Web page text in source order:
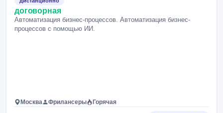
договорная
Автоматизация бизнес-процессов. Автоматизация бизнес-
процессов с помощью ИИ.
Москва Фрилансеры Горячая